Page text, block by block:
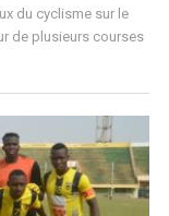
du cyclisme sur le
de plusieurs courses